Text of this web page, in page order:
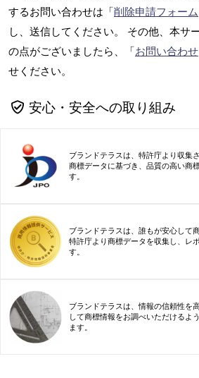
するお問い合わせは「削除申請フォーム
し、送信してください。 その他、本サ
の点がございましたら、「お問い合わせ
せください。
安心・安全への取り組み
ブランドテラスは、特許庁より収集
商標データに基づき、品質の高い商
す。
ブランドテラスは、誰もが安心して
特許庁より商標データを収集し、レ
す。
ブランドテラスは、情報の信頼性を
して商標情報をお調べいただけるよ
ます。